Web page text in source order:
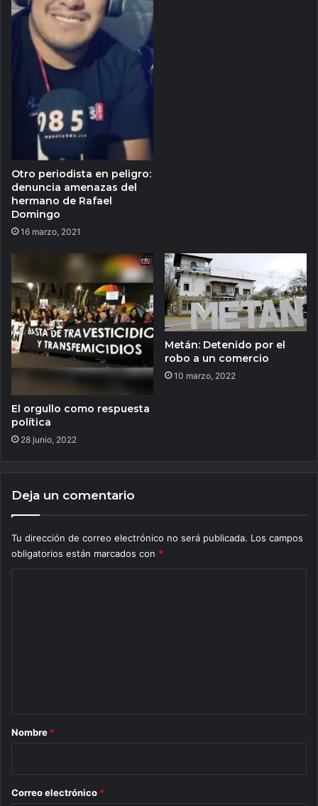
Otro periodista en peligro:
denuncia amenazas del
hermano de Rafael
Domingo
16 marzo, 2021
El orgullo como respuesta
política
28 junio, 2022
Metán: Detenido por el
robo a un comercio
10 marzo, 2022
Deja un comentario
Tu dirección de correo electrónico no será publicada. Los campos
obligatorios están marcados con *
r
*
Nombre *
Correo electrónico *